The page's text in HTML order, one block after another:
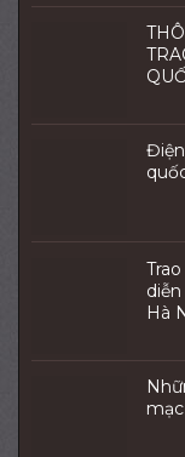
Hà